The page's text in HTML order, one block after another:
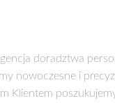
doradztwa
nowoczesne i
Klientem